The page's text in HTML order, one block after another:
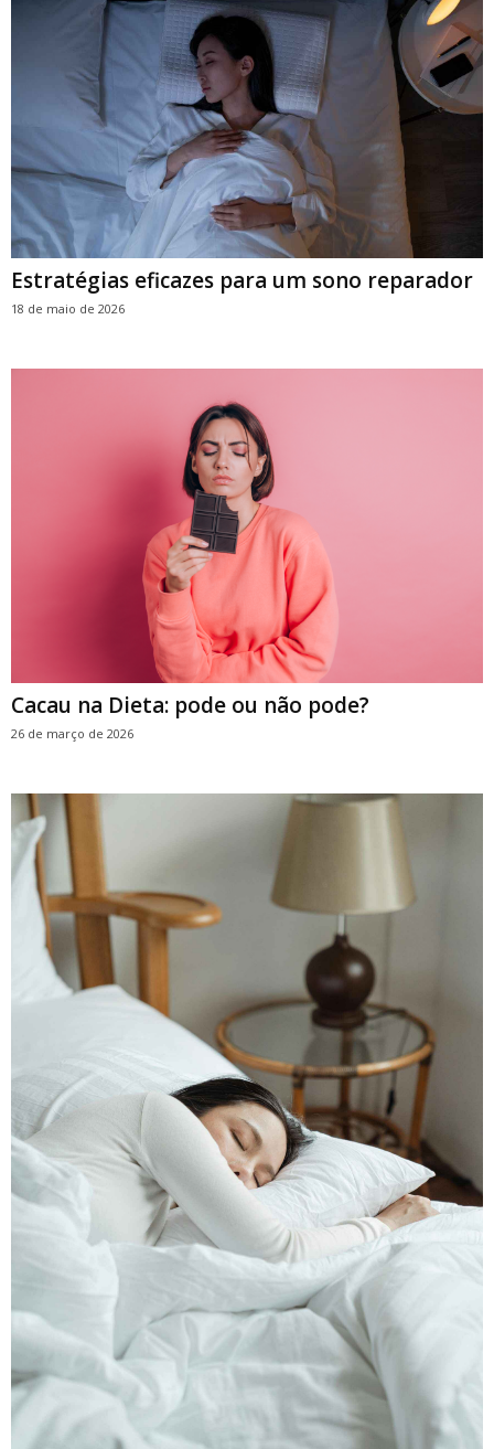
Estratégias eficazes para um sono reparador
18 de maio de 2026
Cacau na Dieta: pode ou não pode?
26 de março de 2026